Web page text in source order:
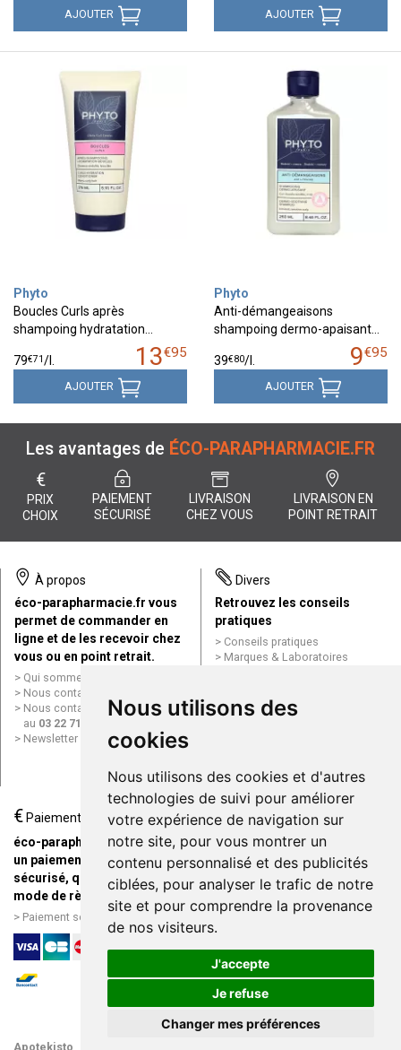
Nous utilisons des
cookies
Nous utilisons des cookies et d'autres
technologies de suivi pour améliorer
votre expérience de navigation sur
notre site, pour vous montrer un
contenu personnalisé et des publicités
ciblées, pour analyser le trafic de notre
site et pour comprendre la provenance
de nos visiteurs.
J'accepte
Je refuse
Changer mes préférences
AJOUTER AJOUTER
Phyto
Boucles Curls après
shampoing hydratation…
13€95
79€71/
AJOUTER
Phyto
Anti-démangeaisons
shampoing dermo-apaisant…
9€95
39€80/
AJOUTER
Les avantages de ÉCO-PARAPHARMACIE.FR
€
PRIX
CHOIX
PAIEMENT
SÉCURISÉ
LIVRAISON
CHEZ VOUS
LIVRAISON EN
POINT RETRAIT
À propos
éco-parapharmacie.fr vous
permet de commander en
ligne et de les recevoir chez
vous ou en point retrait.
Qui sommes nous ?
Nous contacter par e-mail
Nous contacter par téléphone
au 03 22 71 64 10
Newsletter
Divers
Retrouvez les conseils
pratiques
Conseils pratiques
Marques & Laboratoires
Mentions légales
Données personnelles
ligne
€ Paiement
éco-parapharmacie.fr offre
un paiement entièrement
sécurisé, quel que soit le
mode de règlement
Paiement sécurisé et simple
Livraison / Point retrait
Commandez en ligne et
recevez votre commande
rapidement chez vous ou en
point retrait
Livraison chez vous ou en
Apotekisto